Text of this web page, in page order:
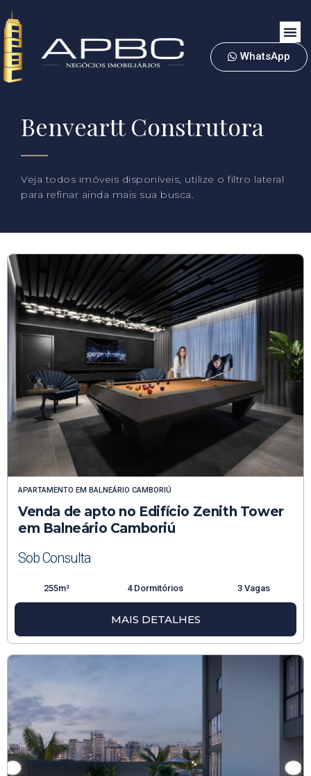
WhatsApp
Benveartt Construtora
Veja todos imóveis disponíveis, utilize o filtro lateral
para refinar ainda mais sua busca.
APARTAMENTO EM BALNEÁRIO CAMBORIÚ
Venda de apto no Edifício Zenith Tower
em Balneário Camboriú
Sob Consulta
255m² 4 Dormitórios 3 Vagas
MAIS DETALHES